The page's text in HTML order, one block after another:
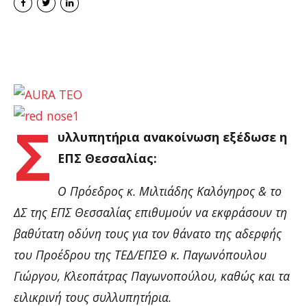
Σ υλλυπητήρια ανακοίνωση εξέδωσε η
ΕΠΣ Θεσσαλίας:
Ο Πρόεδρος κ. Μιλτιάδης Καλόγηρος & το
ΔΣ της ΕΠΣ Θεσσαλίας επιθυμούν να εκφράσουν τη
βαθύτατη οδύνη τους για τον θάνατο της αδερφής
του Προέδρου της ΤΕΔ/ΕΠΣΘ κ. Παγωνόπουλου
Γιώργου, Κλεοπάτρας Παγωνοπούλου, καθώς και τα
ειλικρινή τους συλλυπητήρια.